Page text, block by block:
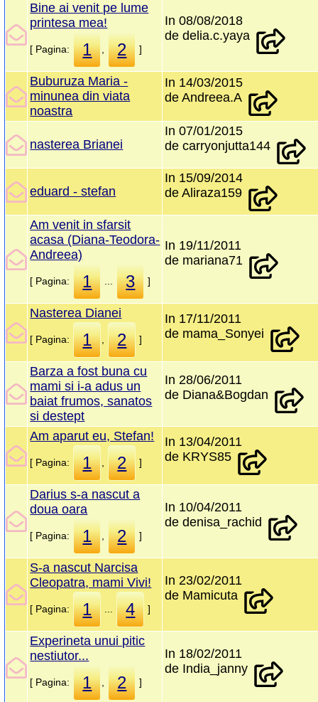
Bine ai venit pe lume
printesa mea!
[ Pagina: 1 2 ]
In 08/08/2018
de delia.c.yaya
Buburuza Maria -
minunea din viata
noastra
In 14/03/2015
de Andreea.A
nasterea Brianei
In 07/01/2015
de carryonjutta144
eduard - stefan
In 15/09/2014
de Aliraza159
Am venit in sfarsit
acasa (Diana-Teodora-
Andreea)
[ Pagina: 1 3 ]
In 19/11/2011
de mariana71
Nasterea Dianei
[ Pagina: 1 2 ]
In 17/11/2011
de mama_Sonyei
Barza a fost buna cu
mami si i-a adus un
baiat frumos, sanatos
si destept
In 28/06/2011
de Diana&Bogdan
Am aparut eu, Stefan!
[ Pagina: 1 2 ]
In 13/04/2011
de KRYS85
Darius s-a nascut a
doua oara
[ Pagina: 1 2 ]
In 10/04/2011
de denisa_rachid
S-a nascut Narcisa
Cleopatra, mami Vivi!
[ Pagina: 1 4 ]
In 23/02/2011
de Mamicuta
Experineta unui pitic
nestiutor...
[ Pagina: 1 2 ]
In 18/02/2011
de India_janny